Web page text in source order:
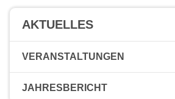
AKTUELLES
VERANSTALTUNGEN
JAHRESBERICHT